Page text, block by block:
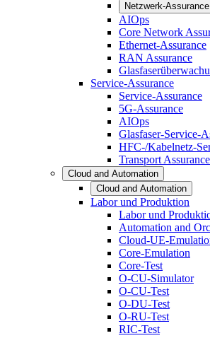
Netzwerk-Assurance
AIOps
Core Network
Ethernet-Assurance
RAN Assurance
Service-Assurance
Service-Assurance
5G-Assurance
AIOps
Glasfaser-Service-
HFC-/Kabelnetz-
Transport Assurance
Cloud and Automation
Cloud and Automation
Labor und Produktion
Labor und
Automation and
Cloud-UE-
Core-Emulation
Core-Test
O-CU-Simulator
O-CU-Test
O-DU-Test
O-RU-Test
RIC-Test